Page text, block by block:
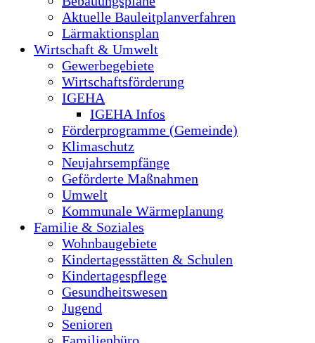
Aktuelle Bauleitplanverfahren
Lärmaktionsplan
Wirtschaft & Umwelt
Gewerbegebiete
Wirtschaftsförderung
IGEHA
IGEHA Infos
Förderprogramme (Gemeinde)
Klimaschutz
Neujahrsempfänge
Geförderte Maßnahmen
Umwelt
Kommunale Wärmeplanung
Familie & Soziales
Wohnbaugebiete
Kindertagesstätten & Schulen
Kindertagespflege
Gesundheitswesen
Jugend
Senioren